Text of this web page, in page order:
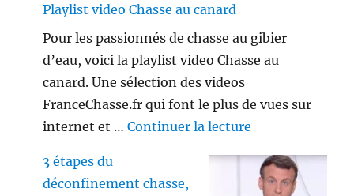
Playlist video Chasse au canard
Pour les passionnés de chasse au gibier
d’eau, voici la playlist video Chasse au
canard. Une sélection des videos
FranceChasse.fr qui font le plus de vues sur
internet et …Continuer la lecture
3 étapes du
déconfinement chasse,